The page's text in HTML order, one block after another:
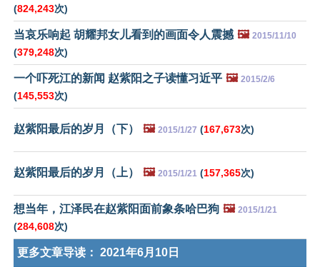
(824,243次)
当哀乐响起 胡耀邦女儿看到的画面令人震撼 🖼️ 2015/11/10
(379,248次)
一个吓死江的新闻 赵紫阳之子读懂习近平 🖼️ 2015/2/6
(145,553次)
赵紫阳最后的岁月（下） 🖼️ 2015/1/27 (167,673次)
赵紫阳最后的岁月（上） 🖼️ 2015/1/21 (157,365次)
想当年，江泽民在赵紫阳面前象条哈巴狗 🖼️ 2015/1/21
(284,608次)
更多文章导读： 2021年6月10日